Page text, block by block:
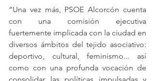
“Una vez más, PSOE Alcorcón cuenta
con una comisión ejecutiva
fuertemente implicada con la ciudad en
diversos ámbitos del tejido asociativo:
deportivo, cultural, feminismo... así
como con una profunda vocación de